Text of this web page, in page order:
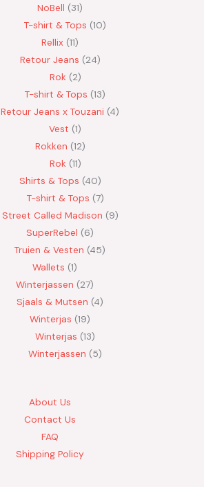
NoBell
31
T-shirt & Tops 10
Rellix 11
Retour Jeans 24
Rok 2
T-shirt & Tops 13
Retour Jeans x Touzani 4
Vest 1
Rokken 12
Rok 11
Shirts & Tops 40
T-shirt & Tops 7
Street Called Madison 9
SuperRebel
6
Truien & Vesten 45
Wallets 1
Winterjassen
27
Sjaals & Mutsen 4
Winterjas 19
Winterjas 13
Winterjassen
5
About Us
Contact Us
FAQ
Shipping Policy